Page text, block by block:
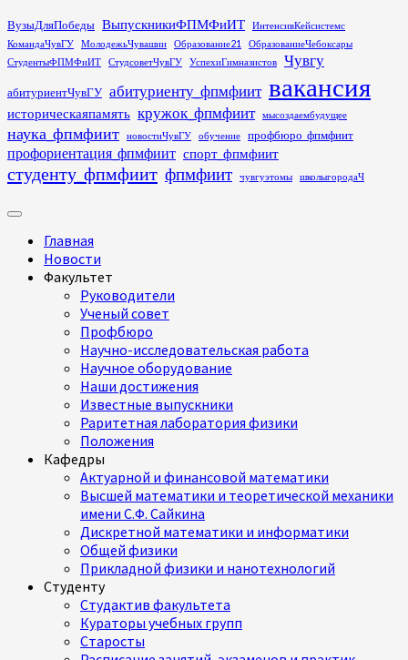
Перейти
к
содержимому
ВузыДляПобеды ВыпускникиФПМФиИТ
ИнтенсивКейсистемс
КомандаЧувГУ
МолодежьЧувашии Образование21
ОбразованиеЧебоксары
СтудентыФПМФиИТ
СтудсоветЧувГУ УспехиГимназистов Чувгу
абитуриентЧувГУ абитуриенту_фпмфиит вакансия
историческаяпамять кружок_фпмфиит мысоздаембудущее
наука_фпмфиит новостиЧувГУ обучение профбюро_фпмфиит
профориентация_фпмфиит спорт_фпмфиит
студенту_фпмфиит фпмфиит чувгуэтомы школыгородаЧ
Основное
Главная
Новости
Факультет
Руководители
Ученый совет
Профбюро
Научно-исследовательская работа
Научное оборудование
Наши достижения
Известные выпускники
Раритетная лаборатория физики
Положения
Кафедры
Актуарной и финансовой математики
Высшей математики и теоретической механики
имени С.Ф. Сайкина
Дискретной математики и информатики
Общей физики
Прикладной физики и нанотехнологий
Студенту
Студактив факультета
Кураторы учебных групп
Старосты